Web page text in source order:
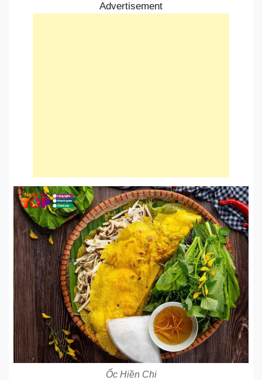
Advertisement
Ốc Hiền Chi